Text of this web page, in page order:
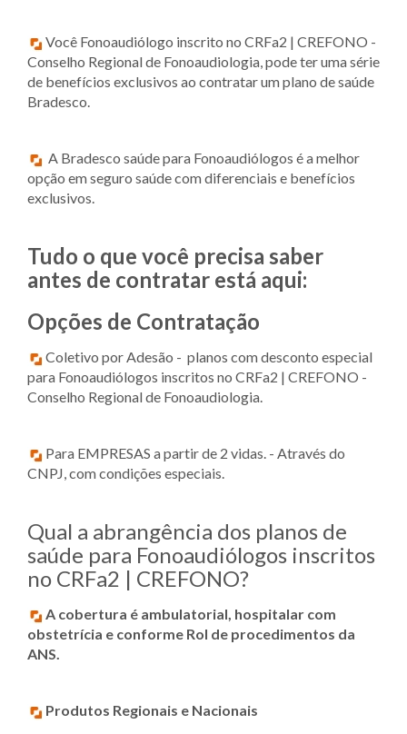
Você Fonoaudiólogo inscrito no CRFa2 | CREFONO -
Conselho Regional de Fonoaudiologia, pode ter uma série
de benefícios exclusivos ao contratar um plano de saúde
Bradesco.
A Bradesco saúde para Fonoaudiólogos é a melhor
opção em seguro saúde com diferenciais e benefícios
exclusivos.
Tudo o que você precisa saber
antes de contratar está aqui:
Opções de Contratação
Coletivo por Adesão - planos com desconto especial
para Fonoaudiólogos inscritos no CRFa2 | CREFONO -
Conselho Regional de Fonoaudiologia.
Para EMPRESAS a partir de 2 vidas. - Através do
CNPJ, com condições especiais.
Qual a abrangência dos planos de
saúde para Fonoaudiólogos inscritos
no CRFa2 | CREFONO?
A cobertura é ambulatorial, hospitalar com
obstetrícia e conforme Rol de procedimentos da
ANS.
Produtos Regionais e Nacionais